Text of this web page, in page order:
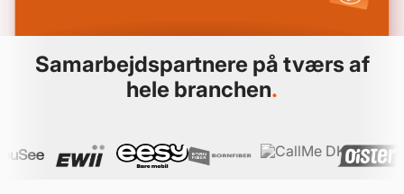
Samarbejdspartnere på tværs af
hele branchen.